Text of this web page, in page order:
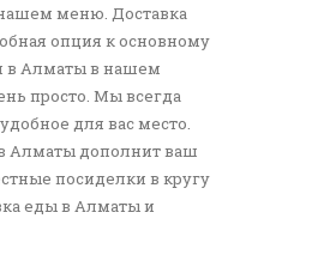
меню. Доставка
опция к основному
в Алматы в нашем
просто. Мы всегда
для вас место.
Алматы дополнит ваш
посиделки в кругу
еды в Алматы и
ваш день по-